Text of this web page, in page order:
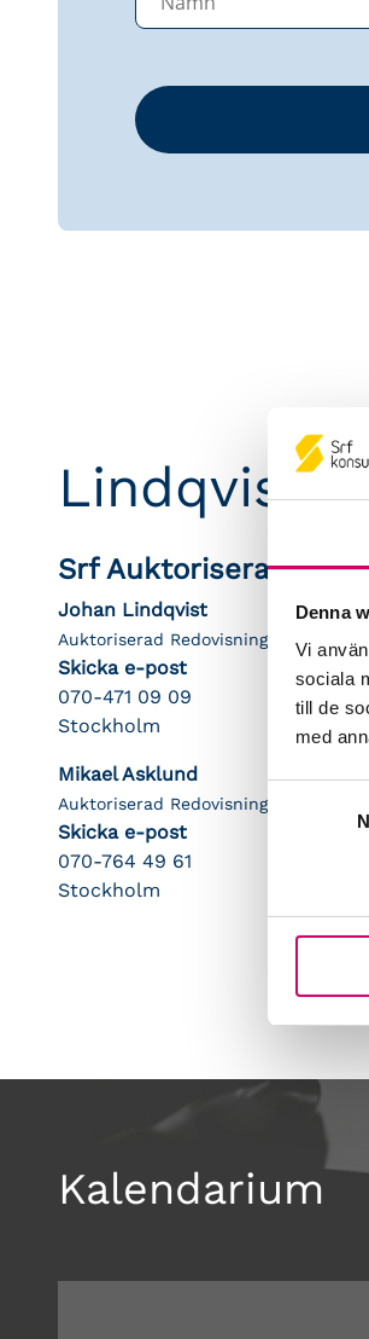
Denna
Vi
sociala
till de
med
Lindqvist
Srf Auktoriserade
Johan Lindqvist
Auktoriserad Redovisningskonsult
Skicka e-post
070-471 09 09
Stockholm
Mikael Asklund
Auktoriserad Redovisningskonsult,
Skicka e-post
070-764 49 61
Stockholm
Kalendarium